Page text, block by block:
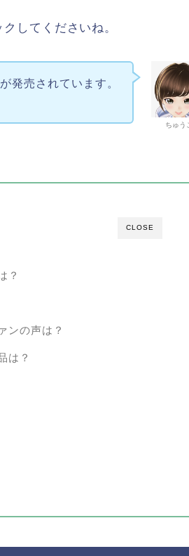
してくださいね。
ちゅう
発売されています。
CLOSE
？
ンの声は？
は？